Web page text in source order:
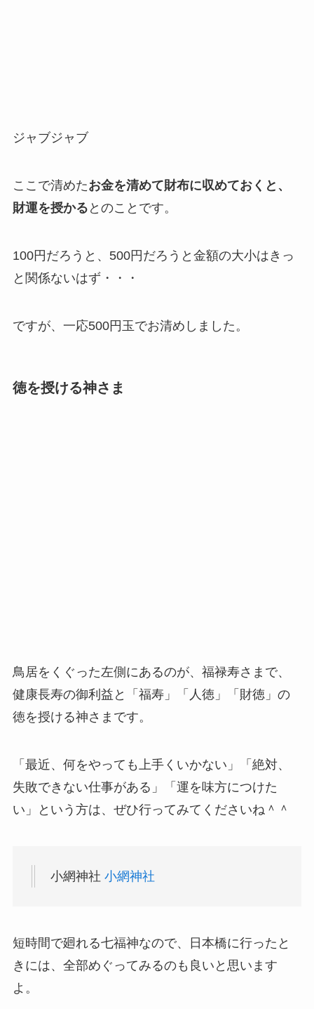
ジャブジャブ
ここで清めたお金を清めて財布に収めておくと、
財運を授かる とのことです。
100円だろうと、500円だろうと金額の大小はきっ
と関係ないはず・・・
ですが、一応500円玉でお清めしました。
徳を授ける神さま
鳥居をくぐった左側にあるのが、福禄寿さまで、
健康長寿の御利益と「福寿」「人徳」「財徳」の
徳を授ける神さまです。
「最近、何をやっても上手くいかない」「絶対、
失敗できない仕事がある」「運を味方につけた
い」という方は、ぜひ行ってみてくださいね＾＾
小網神社 小網神社
短時間で廻れる七福神なので、日本橋に行ったと
きには、全部めぐってみるのも良いと思います
よ。